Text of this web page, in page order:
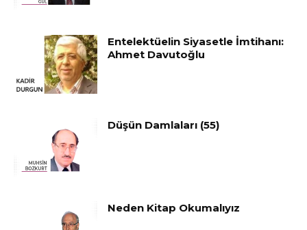
Entelektüelin Siyasetle İmtihanı:
Ahmet Davutoğlu
Düşün Damlaları (55)
Neden Kitap Okumalıyız